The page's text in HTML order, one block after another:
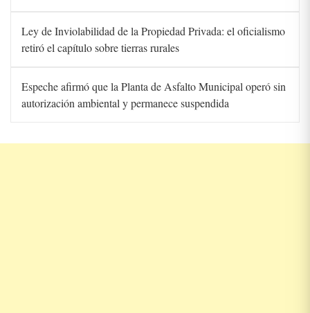
Ley de Inviolabilidad de la Propiedad Privada: el oficialismo
retiró el capítulo sobre tierras rurales
Espeche afirmó que la Planta de Asfalto Municipal operó sin
autorización ambiental y permanece suspendida